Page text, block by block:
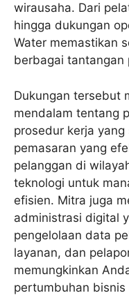
wirausaha. Dari
hingga dukungan
Water memastikan
berbagai tantangan
Dukungan tersebut
mendalam tentang
prosedur kerja
pemasaran yang
pelanggan di
teknologi untuk
efisien. Mitra juga
administrasi digital
pengelolaan data
layanan, dan
memungkinkan
pertumbuhan